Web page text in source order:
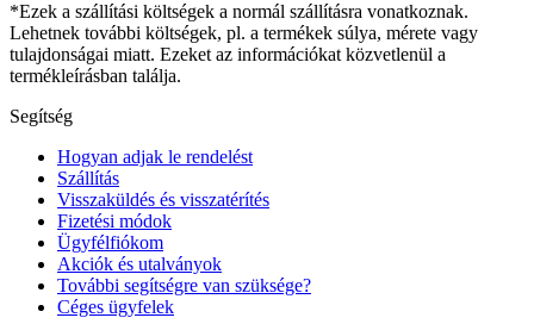
*Ezek a szállítási költségek a normál szállításra vonatkoznak.
Lehetnek további költségek, pl. a termékek súlya, mérete vagy
tulajdonságai miatt. Ezeket az információkat közvetlenül a
termékleírásban találja.
Segítség
Hogyan adjak le rendelést
Szállítás
Visszaküldés és visszatérítés
Fizetési módok
Ügyfélfiókom
Akciók és utalványok
További segítségre van szüksége?
Céges ügyfelek